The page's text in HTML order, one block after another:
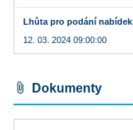
Lhůta pro podání nabídek
12. 03. 2024 09:00:00
attach_file Dokumenty